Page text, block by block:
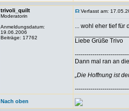
trivoli_quilt
Moderatorin
Anmeldungsdatum:
19.06.2006
Beiträge: 17762
Verfasst am:
... wohl eher tief für
Liebe Grüße Trivo
Dann mal ran an
„Die Hoffnung ist
Nach oben